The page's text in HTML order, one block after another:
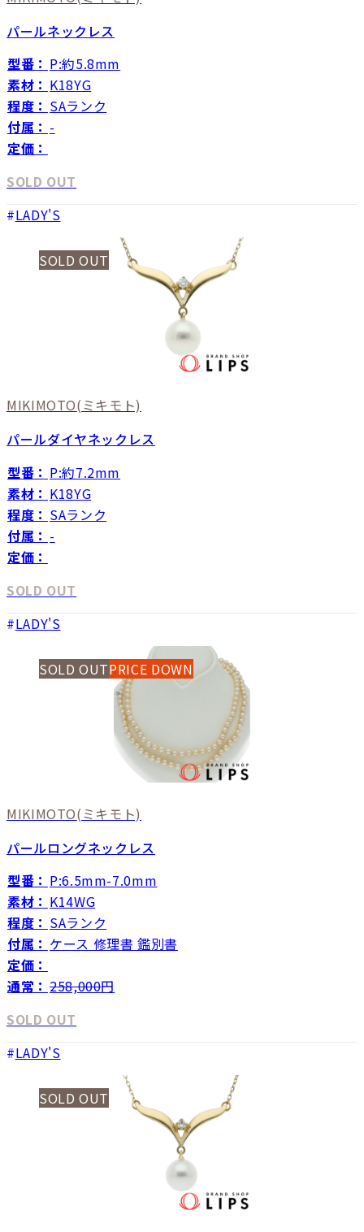
パールネックレス
型番： P:約5.8mm
素材： K18YG
程度： SAランク
付属： -
定価：
SOLD OUT
LADY'S
SOLD OUT
MIKIMOTO(ミキモト)
パールダイヤネックレス
型番： P:約7.2mm
素材： K18YG
程度： SAランク
付属： -
定価：
SOLD OUT
LADY'S
SOLD OUTPRICE DOWN
MIKIMOTO(ミキモト)
パールロングネックレス
型番： P:6.5mm-7.0mm
素材： K14WG
程度： SAランク
付属： ケース 修理書 鑑別書
定価：
通常： 258,000円
SOLD OUT
LADY'S
SOLD OUT